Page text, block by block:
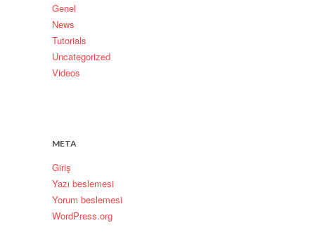
Genel
News
Tutorials
Uncategorized
Videos
META
Giriş
Yazı beslemesi
Yorum beslemesi
WordPress.org